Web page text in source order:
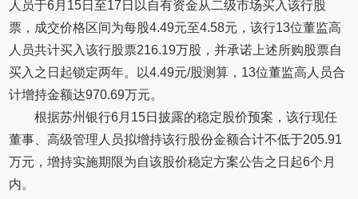
人员于6月15日至17日以自有资金从二级市场买入该行股
票，成交价格区间为每股4.49元至4.58元，该行13位董监高
人员共计买入该行股票216.19万股，并承诺上述所购股票自
买入之日起锁定两年。以4.49元/股测算，13位董监高人员合
计增持金额达970.69万元。
根据苏州银行6月15日披露的稳定股价预案，该行现任
董事、高级管理人员拟增持该行股份金额合计不低于205.91
万元，增持实施期限为自该股价稳定方案公告之日起6个月
内。